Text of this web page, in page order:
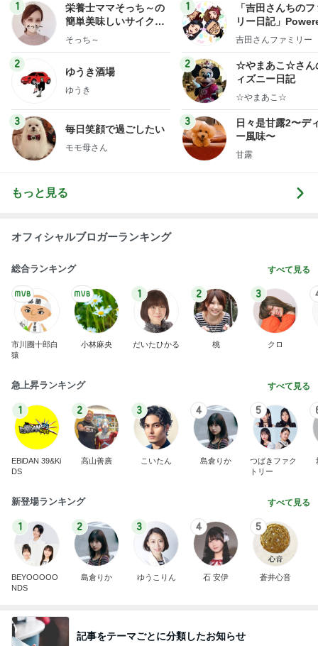
1
栄養士ママそっち～の
簡単美味しいサイクル
献立
そっち～
2
ゆうき酒場
ゆうき
3
毎日笑顔で過ごしたい
モモ母さん
1
「吉田さんちの
リー日記」
y Ameba 吉田さ
ミリーオフィシャ
ログ
吉田さんファミリー
2
☆やまあこ☆さん
ィズニー日記
☆やまあこ☆
3
日々是甘露2〜デ
ー風味〜
甘露
もっと見る
オフィシャルブロガーランキング
総合ランキング すべて見る
市川團十郎白
猿
小林麻央
1
だいたひかる
2
桃
3
クロ
急上昇ランキング すべて見る
1
EBiDAN 39&Ki
DS
2
高山善廣
3
こいたん
4
島倉りか
5
つばきファク
トリー
新登場ランキング すべて見る
1
BEYOOOOO
NDS
2
島倉りか
3
ゆうこりん
4
石 安伊
5
蒼井心音
記事をテーマごとに分類したお知らせ